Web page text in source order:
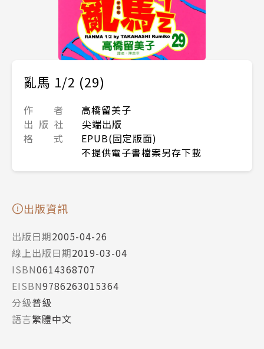
亂馬 1/2 (29)
作 者
高橋留美子
出 版 社
尖端出版
格 式
EPUB(固定版面)
不提供電子書檔案另存下載
出版資訊
出版日期2005-04-26
線上出版日期2019-03-04
ISBN0614368707
EISBN9786263015364
分級普級
語言繁體中文